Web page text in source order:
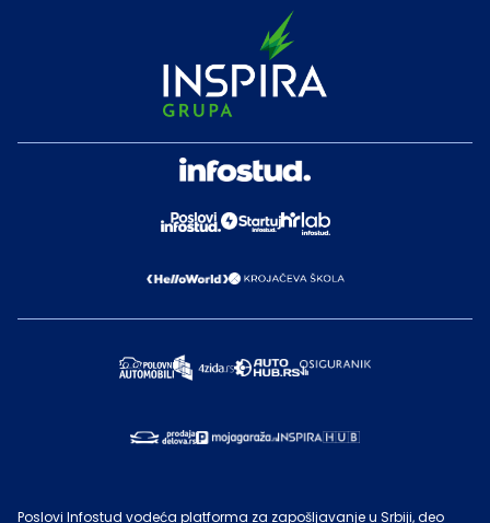
Poslovi Infostud vodeća platforma za zapošljavanje u Srbiji, deo